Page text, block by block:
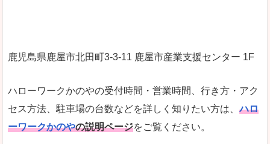
鹿児島県鹿屋市北田町3-3-11 鹿屋市産業支援センター 1F
ハローワークかのやの受付時間・営業時間、行き方・アク
セス方法、駐車場の台数などを詳しく知りたい方は、ハロ
ーワークかのやの説明ページをご覧ください。